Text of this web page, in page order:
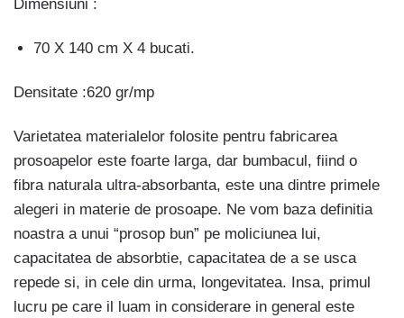
Dimensiuni :
70 X 140 cm X 4 bucati.
Densitate :620 gr/mp
Varietatea materialelor folosite pentru fabricarea
prosoapelor este foarte larga, dar bumbacul, fiind o
fibra naturala ultra-absorbanta, este una dintre primele
alegeri in materie de prosoape. Ne vom baza definitia
noastra a unui “prosop bun” pe moliciunea lui,
capacitatea de absorbtie, capacitatea de a se usca
repede si, in cele din urma, longevitatea. Insa, primul
lucru pe care il luam in considerare in general este